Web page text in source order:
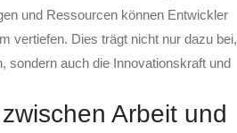
und Ressourcen können Entwickler
vertiefen. Dies trägt nicht nur dazu bei,
sondern auch die Innovationskraft und
Arbeit und